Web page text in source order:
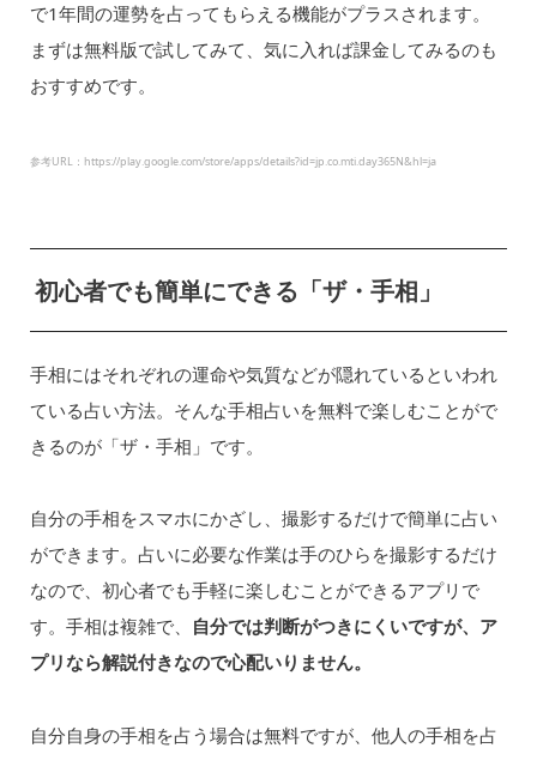
で1年間の運勢を占ってもらえる機能がプラスされます。
まずは無料版で試してみて、気に入れば課金してみるのも
おすすめです。
参考URL：https://play.google.com/store/apps/details?id=jp.co.mti.day365N&hl=ja
初心者でも簡単にできる「ザ・手相」
手相にはそれぞれの運命や気質などが隠れているといわれ
ている占い方法。そんな手相占いを無料で楽しむことがで
きるのが「ザ・手相」です。
自分の手相をスマホにかざし、撮影するだけで簡単に占い
ができます。占いに必要な作業は手のひらを撮影するだけ
なので、初心者でも手軽に楽しむことができるアプリで
す。手相は複雑で、
自分では判断がつきにくいですが、ア
プリなら解説付きなので心配いりません。
自分自身の手相を占う場合は無料ですが、他人の手相を占